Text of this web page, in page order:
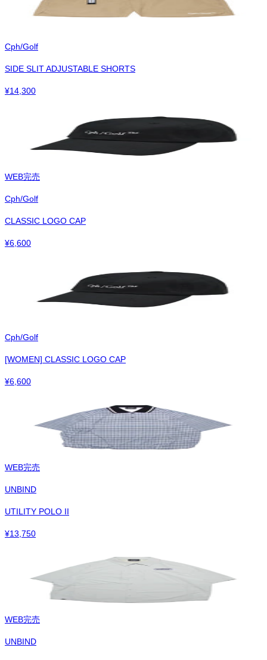
Cph/Golf
SIDE SLIT ADJUSTABLE SHORTS
¥14,300
WEB完売
Cph/Golf
CLASSIC LOGO CAP
¥6,600
Cph/Golf
[WOMEN] CLASSIC LOGO CAP
¥6,600
WEB完売
UNBIND
UTILITY POLO II
¥13,750
WEB完売
UNBIND